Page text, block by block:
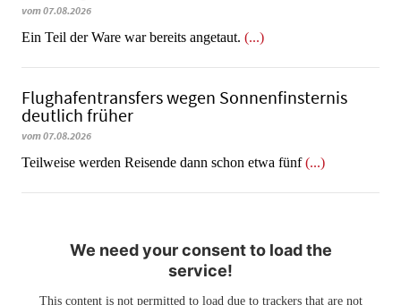
vom 07.08.2026
​​​​​​​Ein Teil der Ware war bereits angetaut. (...)
Flughafentransfers wegen Sonnenfinsternis
deutlich früher
vom 07.08.2026
Teilweise werden Reisende dann schon etwa fünf(...)
We need your consent to load the
service!
This content is not permitted to load due to trackers that are not